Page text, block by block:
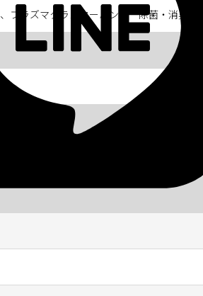
、プラズマクラスターハンガー除菌・消臭